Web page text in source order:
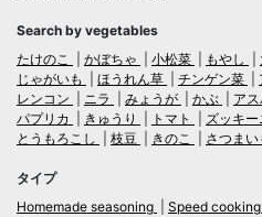
Search by vegetables
たけのこ
かぼちゃ 小松菜 もやし
じゃがいも
ほうれん草 チンゲン菜
レンコン
ニラ みょうが かぶ ア
パプリカ
きゅうり トマト ズッキー
とうもろこし
枝豆 きのこ さつまい
タイプ
Homemade seasoning
Speed cooking